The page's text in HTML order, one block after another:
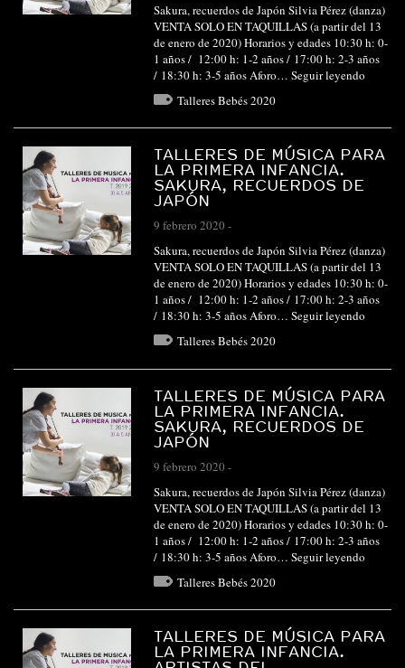
Sakura, recuerdos de Japón Silvia Pérez (danza)
VENTA SOLO EN TAQUILLAS (a partir del 13
de enero de 2020) Horarios y edades 10:30 h: 0-
1 años / 12:00 h: 1-2 años / 17:00 h: 2-3 años
/ 18:30 h: 3-5 años Aforo… Seguir leyendo
Talleres Bebés 2020
TALLERES DE MÚSICA PARA
LA PRIMERA INFANCIA.
SAKURA, RECUERDOS DE
JAPÓN
9 febrero 2020 -
Sakura, recuerdos de Japón Silvia Pérez (danza)
VENTA SOLO EN TAQUILLAS (a partir del 13
de enero de 2020) Horarios y edades 10:30 h: 0-
1 años / 12:00 h: 1-2 años / 17:00 h: 2-3 años
/ 18:30 h: 3-5 años Aforo… Seguir leyendo
Talleres Bebés 2020
TALLERES DE MÚSICA PARA
LA PRIMERA INFANCIA.
SAKURA, RECUERDOS DE
JAPÓN
9 febrero 2020 -
Sakura, recuerdos de Japón Silvia Pérez (danza)
VENTA SOLO EN TAQUILLAS (a partir del 13
de enero de 2020) Horarios y edades 10:30 h: 0-
1 años / 12:00 h: 1-2 años / 17:00 h: 2-3 años
/ 18:30 h: 3-5 años Aforo… Seguir leyendo
Talleres Bebés 2020
TALLERES DE MÚSICA PARA
LA PRIMERA INFANCIA.